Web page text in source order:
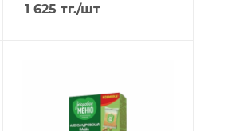
1 625 тг./шт